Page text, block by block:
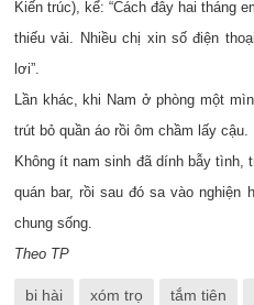
Kiến trúc), kể: “Cách đây hai tháng
thiếu vải. Nhiều chị xin số điện
lơi”.
Lần khác, khi Nam ở phòng một
trút bỏ quần áo rồi ôm chầm lấy cậu.
Không ít nam sinh đã dính bẫy tình,
quán bar, rồi sau đó sa vào nghiện
chung sống.
Theo TP
bi hài xóm trọ tắm tiên